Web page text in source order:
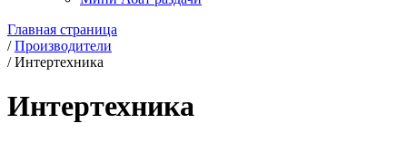
Главная страница
/Производители
/Интертехника
Интертехника